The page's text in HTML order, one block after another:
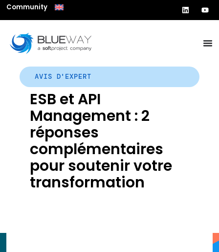
Community
AVIS D'EXPERT
ESB et API
Management : 2
réponses
complémentaires
pour soutenir votre
transformation